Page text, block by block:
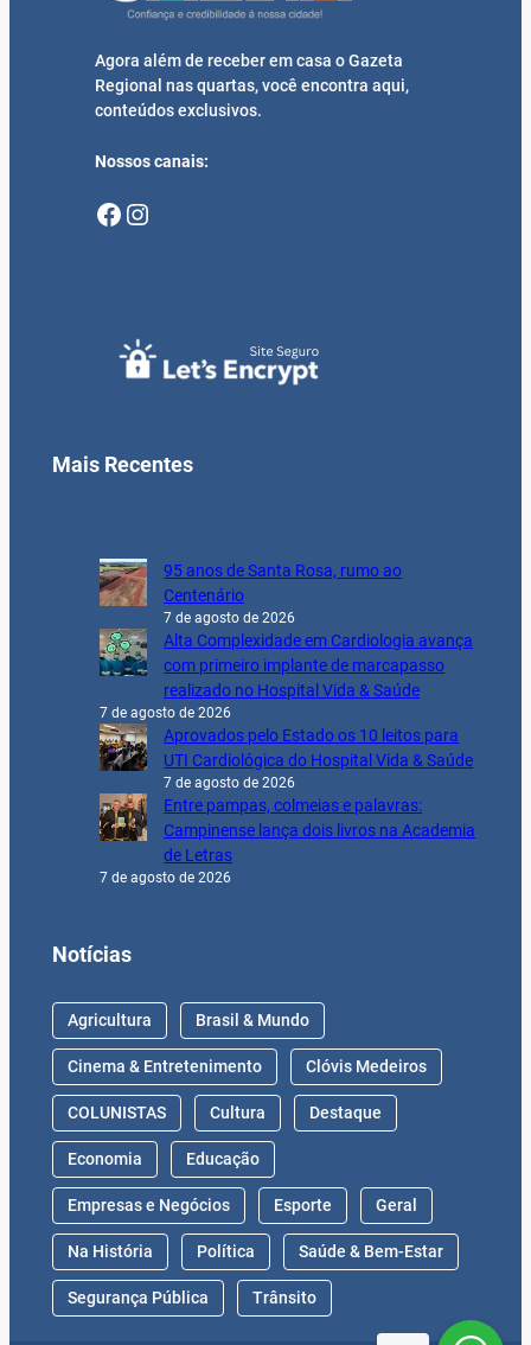
Agora além de receber em casa o Gazeta
Regional nas quartas, você encontra aqui,
conteúdos exclusivos.
Nossos canais:
Facebook Instagram
Mais Recentes
95 anos de Santa Rosa, rumo ao
Centenário
7 de agosto de 2026
Alta Complexidade em Cardiologia avança
com primeiro implante de marcapasso
realizado no Hospital Vida & Saúde
7 de agosto de 2026
Aprovados pelo Estado os 10 leitos para
UTI Cardiológica do Hospital Vida & Saúde
7 de agosto de 2026
Entre pampas, colmeias e palavras:
Campinense lança dois livros na Academia
de Letras
7 de agosto de 2026
Notícias
Agricultura Brasil & Mundo
Cinema & Entretenimento Clóvis Medeiros
COLUNISTAS Cultura Destaque
Economia Educação
Empresas e Negócios Esporte Geral
Na História Política Saúde & Bem-Estar
Segurança Pública Trânsito